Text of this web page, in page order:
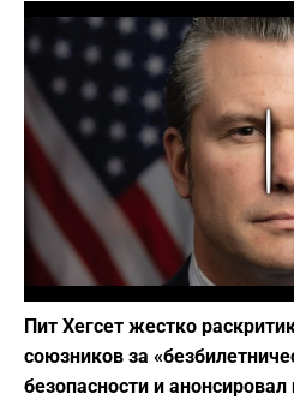
Пит Хегсет жестко
союзников за
безопасности и анонсировал